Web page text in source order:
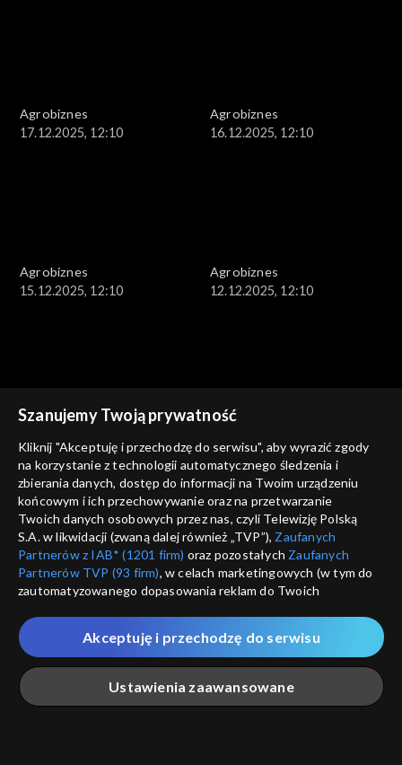
Agrobiznes
17.12.2025, 12:10
Agrobiznes
16.12.2025, 12:10
Agrobiznes
15.12.2025, 12:10
Agrobiznes
12.12.2025, 12:10
11.12.2025, 12:10
10.12.2025, 12:10
Agrobiznes
Agrobiznes
Szanujemy Twoją prywatność
Kliknij "Akceptuję i przechodzę do serwisu", aby wyrazić zgody
na korzystanie z technologii automatycznego śledzenia i
zbierania danych, dostęp do informacji na Twoim urządzeniu
końcowym i ich przechowywanie oraz na przetwarzanie
Twoich danych osobowych przez nas, czyli Telewizję Polską
S.A. w likwidacji (zwaną dalej również „TVP”), Zaufanych
Partnerów z IAB* (1201 firm) oraz pozostałych Zaufanych
Partnerów TVP (93 firm), w celach marketingowych (w tym do
zautomatyzowanego dopasowania reklam do Twoich
które wskazujemy poniżej, a także zgody na udostępnianie
przez nas identyfikatora PPID do Google.
Twoje dane osobowe zbierane podczas odwiedzania przez
Ciebie naszych
poszczególnych serwisówzwanych dalej
„Portalem”, w tym informacje zapisywane za pomocą
Ustawienia zaawansowane
Akceptuję i przechodzę do serwisu